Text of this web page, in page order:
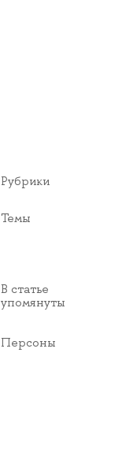
Рубрики
Темы
В статье
упомянуты
Персоны